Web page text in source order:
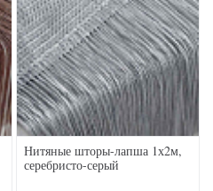
Нитяные шторы-лапша 1х2м,
серебристо-серый